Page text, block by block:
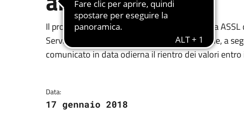
Dettagli della notizia
Il provvedimento è stato emanato dopo che la
Servizio Igiene degli alimenti e della Nutrizione, a
comunicato in data odierna il rientro dei valori
Data:
17 gennaio 2018